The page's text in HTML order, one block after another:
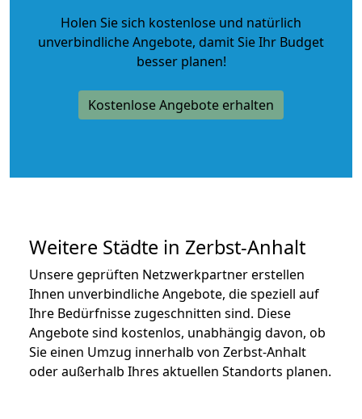
Holen Sie sich kostenlose und natürlich
unverbindliche Angebote, damit Sie Ihr Budget
besser planen!
Kostenlose Angebote erhalten
Weitere Städte in Zerbst-Anhalt
Unsere geprüften Netzwerkpartner erstellen
Ihnen unverbindliche Angebote, die speziell auf
Ihre Bedürfnisse zugeschnitten sind. Diese
Angebote sind kostenlos, unabhängig davon, ob
Sie einen Umzug innerhalb von Zerbst-Anhalt
oder außerhalb Ihres aktuellen Standorts planen.